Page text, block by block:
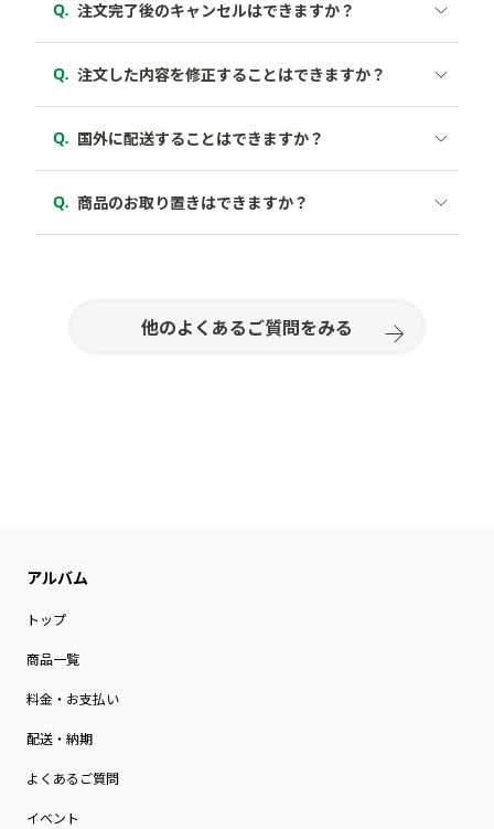
ているページへ移動いたします。
以下のリンクより商品ページに移動していただき、気
になる商品の画像をクリックするとご確認いただけま
商品一覧
注文キャンセルができます。
「アカウント」にログイン
「ご注文履歴」をクリックし、注文番号横の「注文
「ご注文を取り消しする」をクリック
「取り消しする」をクリック
※30分を経過した後は、ご注文の取り消しおよびご注
ただし、注文完了後30分内でしたらお客様ご自身での
いたします。
いいたします。
業者を利用したご注文を検討されている場合は、この
旨ご理解のうえご注文いただきますようお願いいたし
他のよくあるご質問をみる
トップ
商品一覧
料金・お支払い
配送・納期
よくあるご質問
イベント